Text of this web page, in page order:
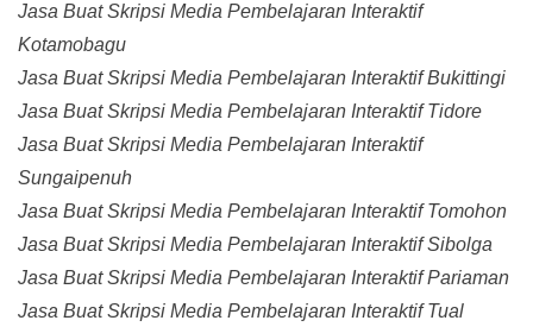
Jasa Buat Skripsi Media Pembelajaran Interaktif
Kotamobagu
Jasa Buat Skripsi Media Pembelajaran Interaktif Bukittingi
Jasa Buat Skripsi Media Pembelajaran Interaktif Tidore
Jasa Buat Skripsi Media Pembelajaran Interaktif
Sungaipenuh
Jasa Buat Skripsi Media Pembelajaran Interaktif Tomohon
Jasa Buat Skripsi Media Pembelajaran Interaktif Sibolga
Jasa Buat Skripsi Media Pembelajaran Interaktif Pariaman
Jasa Buat Skripsi Media Pembelajaran Interaktif Tual